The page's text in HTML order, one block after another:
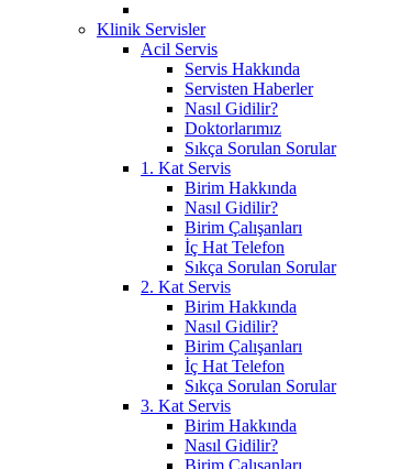
Klinik Servisler
Acil Servis
Servis Hakkında
Servisten Haberler
Nasıl Gidilir?
Doktorlarımız
Sıkça Sorulan Sorular
1. Kat Servis
Birim Hakkında
Nasıl Gidilir?
Birim Çalışanları
İç Hat Telefon
Sıkça Sorulan Sorular
2. Kat Servis
Birim Hakkında
Nasıl Gidilir?
Birim Çalışanları
İç Hat Telefon
Sıkça Sorulan Sorular
3. Kat Servis
Birim Hakkında
Nasıl Gidilir?
Birim Çalışanları